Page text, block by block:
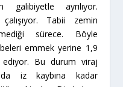
galibiyetle ayrılıyor.
Tabii zemin
sürece. Böyle
emmek yerine 1,9
ediyor. Bu durum viraj
iz kaybına kadar